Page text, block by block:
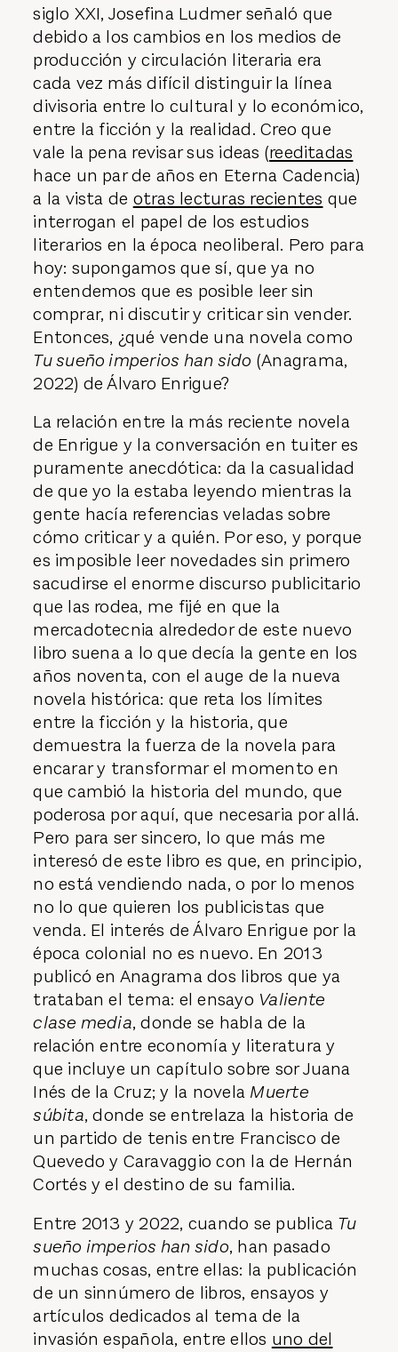
Esto no es nada nuevo. A principios del
siglo XXI, Josefina Ludmer señaló que
debido a los cambios en los medios de
producción y circulación literaria era
cada vez más difícil distinguir la línea
divisoria entre lo cultural y lo económico,
entre la ficción y la realidad. Creo que
vale la pena revisar sus ideas (reeditadas
hace un par de años en Eterna Cadencia)
a la vista deotras lecturas recientes
interrogan el papel de los estudios
literarios en la época neoliberal. Pero para
hoy: supongamos que sí, que ya no
entendemos que es posible leer sin
comprar, ni discutir y criticar sin vender.
Entonces, ¿qué vende una novela como
Tu sueño imperios han sido
2022) de Álvaro Enrigue?
La relación entre la más reciente novela
de Enrigue y la conversación en tuiter es
puramente anecdótica: da la casualidad
de que yo la estaba leyendo mientras la
gente hacía referencias veladas sobre
cómo criticar y a quién. Por eso, y porque
es imposible leer novedades sin primero
sacudirse el enorme discurso publicitario
que las rodea, me fijé en que la
mercadotecnia alrededor de este nuevo
libro suena a lo que decía la gente en los
años noventa, con el auge de la nueva
novela histórica: que reta los límites
entre la ficción y la historia, que
demuestra la fuerza de la novela para
encarar y transformar el momento en
que cambió la historia del mundo, que
poderosa por aquí, que necesaria por allá.
Pero para ser sincero, lo que más me
interesó de este libro es que, en principio,
no está vendiendo nada, o por lo menos
no lo que quieren los publicistas que
venda. El interés de Álvaro Enrigue por la
época colonial no es nuevo. En 2013
publicó en Anagrama dos libros que ya
trataban el tema: el ensayoValiente
clase media, donde se habla de la
relación entre economía y literatura y
que incluye un capítulo sobre sor Juana
Inés de la Cruz; y la novelaMuerte
súbita , donde se entrelaza la historia de
un partido de tenis entre Francisco de
Quevedo y Caravaggio con la de Hernán
Cortés y el destino de su familia.
Entre 2013 y 2022, cuando se publica Tu
sueño imperios han sido, han pasado
muchas cosas, entre ellas: la publicación
de un sinnúmero de libros, ensayos y